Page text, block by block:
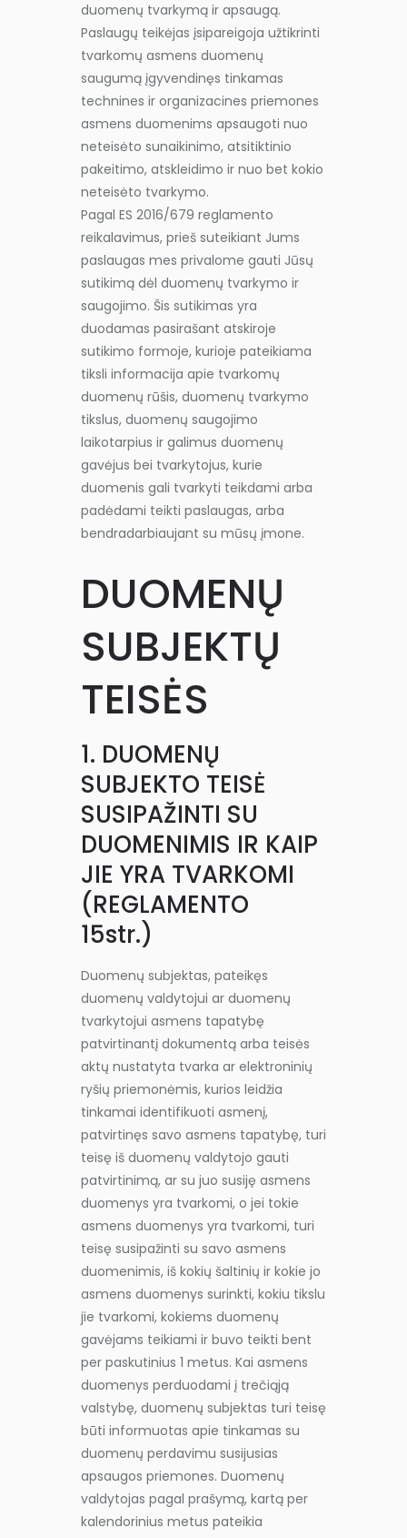
duomenų tvarkymą ir apsaugą.
Paslaugų teikėjas įsipareigoja užtikrinti
tvarkomų asmens duomenų
saugumą įgyvendinęs tinkamas
technines ir organizacines priemones
asmens duomenims apsaugoti nuo
neteisėto sunaikinimo, atsitiktinio
pakeitimo, atskleidimo ir nuo bet kokio
neteisėto tvarkymo.
Pagal ES 2016/679 reglamento
reikalavimus, prieš suteikiant Jums
paslaugas mes privalome gauti Jūsų
sutikimą dėl duomenų tvarkymo ir
saugojimo. Šis sutikimas yra
duodamas pasirašant atskiroje
sutikimo formoje, kurioje pateikiama
tiksli informacija apie tvarkomų
duomenų rūšis, duomenų tvarkymo
tikslus, duomenų saugojimo
laikotarpius ir galimus duomenų
gavėjus bei tvarkytojus, kurie
duomenis gali tvarkyti teikdami arba
padėdami teikti paslaugas, arba
bendradarbiaujant su mūsų įmone.
DUOMENŲ
SUBJEKTŲ
TEISĖS
1. DUOMENŲ
SUBJEKTO TEISĖ
SUSIPAŽINTI SU
DUOMENIMIS IR KAIP
JIE YRA TVARKOMI
(REGLAMENTO
15str.)
Duomenų subjektas, pateikęs
duomenų valdytojui ar duomenų
tvarkytojui asmens tapatybę
patvirtinantį dokumentą arba teisės
aktų nustatyta tvarka ar elektroninių
ryšių priemonėmis, kurios leidžia
tinkamai identifikuoti asmenį,
patvirtinęs savo asmens tapatybę, turi
teisę iš duomenų valdytojo gauti
patvirtinimą, ar su juo susiję asmens
duomenys yra tvarkomi, o jei tokie
asmens duomenys yra tvarkomi, turi
teisę susipažinti su savo asmens
duomenimis, iš kokių šaltinių ir kokie jo
asmens duomenys surinkti, kokiu tikslu
jie tvarkomi, kokiems duomenų
gavėjams teikiami ir buvo teikti bent
per paskutinius 1 metus. Kai asmens
duomenys perduodami į trečiąją
valstybę, duomenų subjektas turi teisę
būti informuotas apie tinkamas su
duomenų perdavimu susijusias
apsaugos priemones. Duomenų
valdytojas pagal prašymą, kartą per
kalendorinius metus pateikia